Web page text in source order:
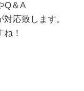
Q＆A
応致します。
！